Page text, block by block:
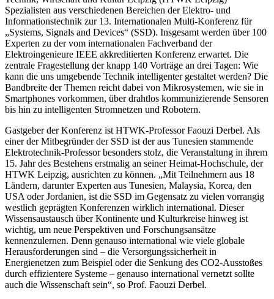
Spezialisten aus verschiedenen Bereichen der Elektro- und
Informationstechnik zur 13. Internationalen Multi-Konferenz für
„Systems, Signals and Devices“ (SSD). Insgesamt werden über 100
Experten zu der vom internationalen Fachverband der
Elektroingenieure IEEE akkreditierten Konferenz erwartet. Die
zentrale Fragestellung der knapp 140 Vorträge an drei Tagen: Wie
kann die uns umgebende Technik intelligenter gestaltet werden? Die
Bandbreite der Themen reicht dabei von Mikrosystemen, wie sie in
Smartphones vorkommen, über drahtlos kommunizierende Sensoren
bis hin zu intelligenten Stromnetzen und Robotern.
Gastgeber der Konferenz ist HTWK-Professor Faouzi Derbel. Als
einer der Mitbegründer der SSD ist der aus Tunesien stammende
Elektrotechnik-Professor besonders stolz, die Veranstaltung in ihrem
15. Jahr des Bestehens erstmalig an seiner Heimat-Hochschule, der
HTWK Leipzig, ausrichten zu können. „Mit Teilnehmern aus 18
Ländern, darunter Experten aus Tunesien, Malaysia, Korea, den
USA oder Jordanien, ist die SSD im Gegensatz zu vielen vorrangig
westlich geprägten Konferenzen wirklich international. Dieser
Wissensaustausch über Kontinente und Kulturkreise hinweg ist
wichtig, um neue Perspektiven und Forschungsansätze
kennenzulernen. Denn genauso international wie viele globale
Herausforderungen sind – die Versorgungssicherheit in
Energienetzen zum Beispiel oder die Senkung des CO2-Ausstoßes
durch effizientere Systeme – genauso international vernetzt sollte
auch die Wissenschaft sein“, so Prof. Faouzi Derbel.